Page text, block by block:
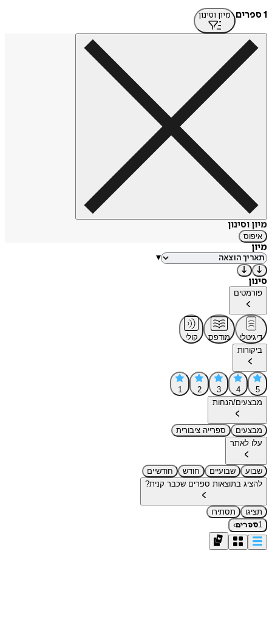
1 ספרים
מיון וסינון
מיון וסינון
איפוס
מיון
▾
סינון
פורמטים
דיגיטלי מודפס
קולי
ביקורות
5
4
3
2
1
מבצעים/הנחות
מבצעים
ספרייה ציבורית
עלו לאתר
שבוע שבועיים חודש
חודשיים
להציג בתוצאות ספרים שכבר קנית?
תציגו
תסתירו
1ספרים›